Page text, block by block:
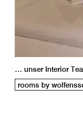
… unser Interior
rooms by